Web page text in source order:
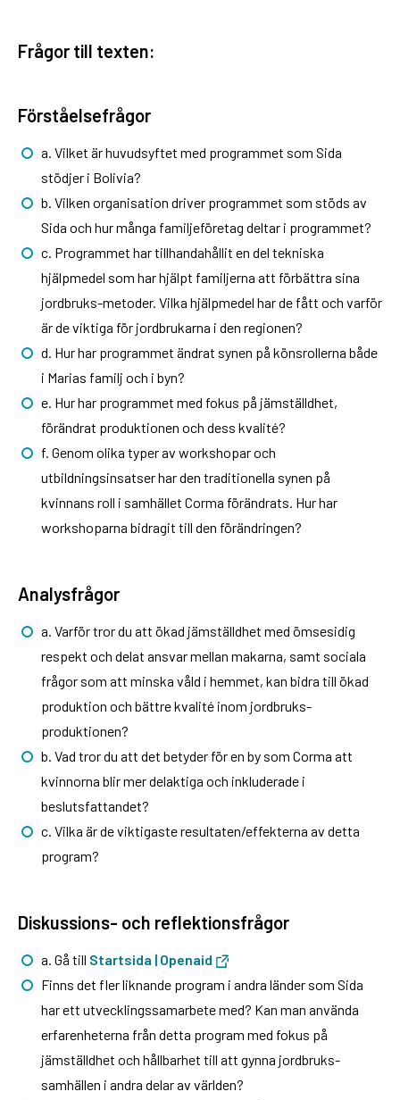
Frågor till texten:
Förståelsefrågor
a. Vilket är huvudsyftet med programmet som Sida
stödjer i Bolivia?
b. Vilken organisation driver programmet som stöds av
Sida och hur många familjeföretag deltar i programmet?
c. Programmet har tillhandahållit en del tekniska
hjälpmedel som har hjälpt familjerna att förbättra sina
jordbruks-metoder. Vilka hjälpmedel har de fått och varför
är de viktiga för jordbrukarna i den regionen?
d. Hur har programmet ändrat synen på könsrollerna både
i Marias familj och i byn?
e. Hur har programmet med fokus på jämställdhet,
förändrat produktionen och dess kvalité?
f. Genom olika typer av workshopar och
utbildningsinsatser har den traditionella synen på
kvinnans roll i samhället Corma förändrats. Hur har
workshoparna bidragit till den förändringen?
Analysfrågor
a. Varför tror du att ökad jämställdhet med ömsesidig
respekt och delat ansvar mellan makarna, samt sociala
frågor som att minska våld i hemmet, kan bidra till ökad
produktion och bättre kvalité inom jordbruks-
produktionen?
b. Vad tror du att det betyder för en by som Corma att
kvinnorna blir mer delaktiga och inkluderade i
beslutsfattandet?
c. Vilka är de viktigaste resultaten/effekterna av detta
program?
Diskussions- och reflektionsfrågor
a. Gå till Startsida | Openaid
Finns det fler liknande program i andra länder som Sida
har ett utvecklingssamarbete med? Kan man använda
erfarenheterna från detta program med fokus på
jämställdhet och hållbarhet till att gynna jordbruks-
samhällen i andra delar av världen?